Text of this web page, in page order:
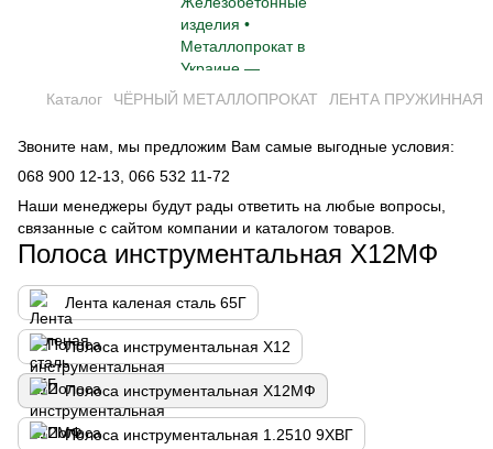
Каталог ЧЁРНЫЙ МЕТАЛЛОПРОКАТ ЛЕНТА ПРУЖИННАЯ
Звоните нам, мы предложим Вам самые выгодные условия:
068 900 12-13, 066 532 11-72
Наши менеджеры будут рады ответить на любые вопросы,
связанные с сайтом компании и каталогом товаров.
Полоса инструментальная Х12МФ
Лента каленая сталь 65Г
Полоса инструментальная Х12
Полоса инструментальная Х12МФ
Полоса инструментальная 1.2510 9ХВГ